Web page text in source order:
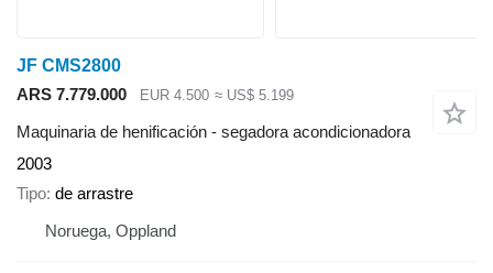
JF CMS2800
ARS 7.779.000
EUR 4.500 ≈ US$ 5.199
Maquinaria de henificación - segadora acondicionadora
2003
Tipo de arrastre
Noruega, Oppland